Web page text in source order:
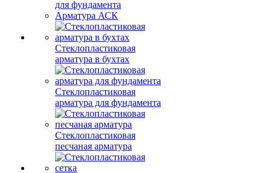
для фундамента
Арматура АСК
Стеклопластиковая
арматура в бухтах
Стеклопластиковая
арматура для фундамента
Стеклопластиковая
песчаная арматура